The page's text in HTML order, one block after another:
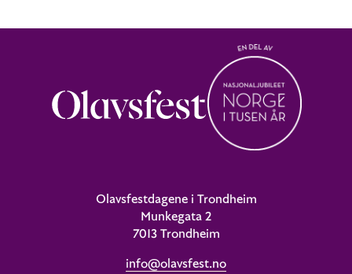
Olavsfestdagene i Trondheim
Munkegata 2
7013 Trondheim
info@olavsfest.no